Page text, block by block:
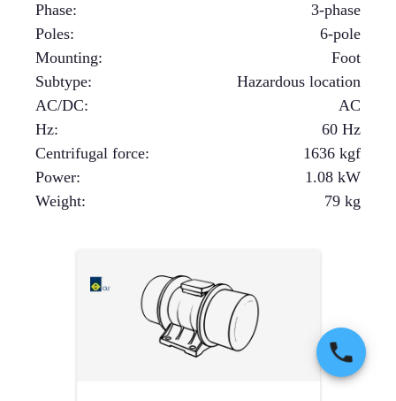
Phase:
3-phase
Poles:
6-pole
Mounting:
Foot
Subtype:
Hazardous location
AC/DC:
AC
Hz:
60 Hz
Centrifugal force: 1636 kgf
Power: 1.08 kW
Weight: 79 kg